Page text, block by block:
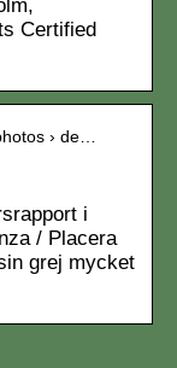
Certified
› de…
i
/ Placera
grej mycket